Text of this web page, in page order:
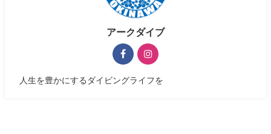
アークダイブ
人生を豊かにするダイビングライフを